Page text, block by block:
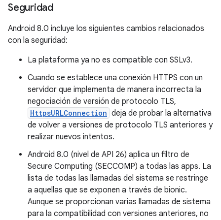
Seguridad
Android 8.0 incluye los siguientes cambios relacionados
con la seguridad:
La plataforma ya no es compatible con SSLv3.
Cuando se establece una conexión HTTPS con un
servidor que implementa de manera incorrecta la
negociación de versión de protocolo TLS,
HttpsURLConnection deja de probar la alternativa
de volver a versiones de protocolo TLS anteriores y
realizar nuevos intentos.
Android 8.0 (nivel de API 26) aplica un filtro de
Secure Computing (SECCOMP) a todas las apps. La
lista de todas las llamadas del sistema se restringe
a aquellas que se exponen a través de bionic.
Aunque se proporcionan varias llamadas de sistema
para la compatibilidad con versiones anteriores, no